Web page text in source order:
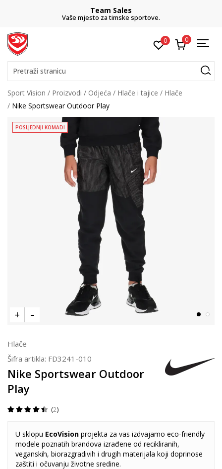
Team Sales
Vaše mjesto za timske sportove.
0 0
Pretraži stranicu
Sport Vision Proizvodi Odjeća Hlače i tajice
Hlače
Nike Sportswear Outdoor Play
POSLJEDNJI KOMADI
Hlače
Šifra artikla: FD3241-010
Nike Sportswear Outdoor
Play
2
U sklopu EcoVision projekta za vas izdvajamo eco-friendly
modele poznatih brandova izrađene od recikliranih,
veganskih, biorazgradivih i drugih materijala koji doprinose
zaštiti i očuvanju životne sredine.